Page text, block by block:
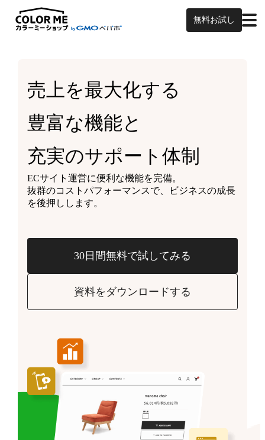
無料お試し
売上を最大化する
豊富な機能と
充実のサポート体制
ECサイト運営に便利な機能を完備。
抜群のコストパフォーマンスで、ビジネスの成長
を後押しします。
30日間無料で試してみる
資料をダウンロードする